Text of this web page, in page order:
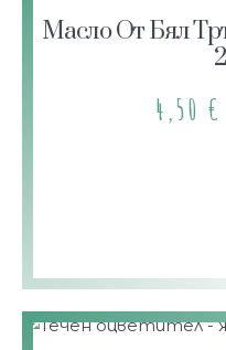
Масло От Бял
4,50 €